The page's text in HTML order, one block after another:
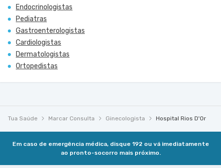
Endocrinologistas
Pediatras
Gastroenterologistas
Cardiologistas
Dermatologistas
Ortopedistas
Tua Saúde Marcar Consulta Ginecologista Hospital Rios D'Or
Em caso de emergência médica, disque 192 ou vá imediatamente
ao pronto-socorro mais próximo.